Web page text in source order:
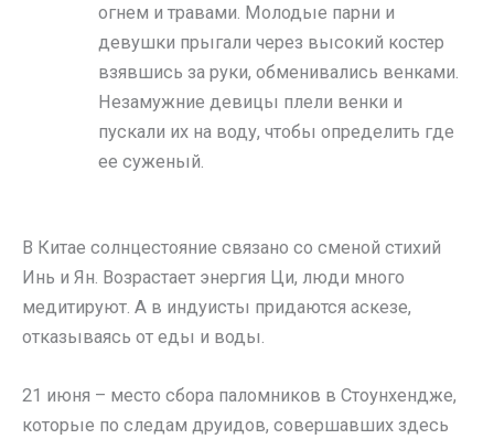
огнем и травами. Молодые парни и
девушки прыгали через высокий костер
взявшись за руки, обменивались венками.
Незамужние девицы плели венки и
пускали их на воду, чтобы определить где
ее суженый.
В Китае солнцестояние связано со сменой стихий
Инь и Ян. Возрастает энергия Ци, люди много
медитируют. А в индуисты придаются аскезе,
отказываясь от еды и воды.
21 июня – место сбора паломников в Стоунхендже,
которые по следам друидов, совершавших здесь